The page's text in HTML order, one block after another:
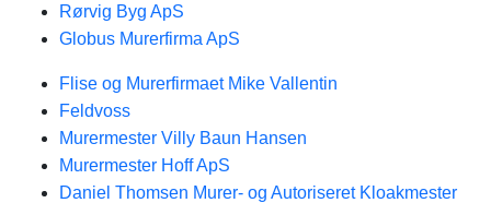
Rørvig Byg ApS
Globus Murerfirma ApS
Flise og Murerfirmaet Mike Vallentin
Feldvoss
Murermester Villy Baun Hansen
Murermester Hoff ApS
Daniel Thomsen Murer- og Autoriseret Kloakmester